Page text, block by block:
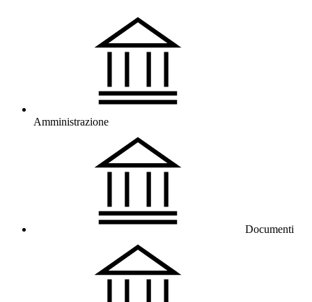
Amministrazione
Documenti